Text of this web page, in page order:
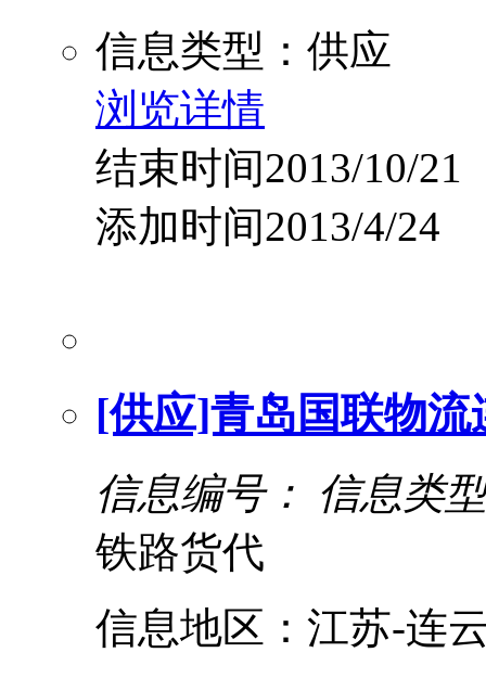
信息类型：供应
浏览详情
结束时间2013/10/21
添加时间2013/4/24
[供应]青岛国联物流
信息编号： 信息类
铁路货代
信息地区：江苏-连